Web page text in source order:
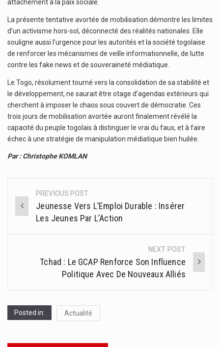
attachement à la paix sociale.
La présente tentative avortée de mobilisation démontre les limites
d’un activisme hors-sol, déconnecté des réalités nationales. Elle
souligne aussi l’urgence pour les autorités et la société togolaise
de renforcer les mécanismes de veille informationnelle, de lutte
contre les fake news et de souveraineté médiatique.
Le Togo, résolument tourné vers la consolidation de sa stabilité et
le développement, ne saurait être otage d’agendas extérieurs qui
cherchent à imposer le chaos sous couvert de démocratie. Ces
trois jours de mobilisation avortée auront finalement révélé la
capacité du peuple togolais à distinguer le vrai du faux, et à faire
échec à une stratégie de manipulation médiatique bien huilée.
Par : Christophe KOMLAN
Post
navigation
PREVIOUS POST
Jeunesse Vers L’Emploi Durable : Insérer
Les Jeunes Par L’Action
NEXT POST
Tchad : Le GCAP Renforce Son Influence
Politique Avec De Nouveaux Alliés
Posted in: Actualité